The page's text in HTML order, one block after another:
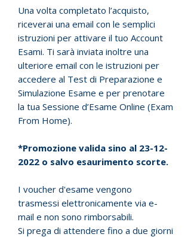
Una volta completato l’acquisto,
riceverai una email con le semplici
istruzioni per attivare il tuo Account
Esami. Ti sarà inviata inoltre una
ulteriore email con le istruzioni per
accedere al Test di Preparazione e
Simulazione Esame e per prenotare
la tua Sessione d’Esame Online (Exam
From Home).
*Promozione valida sino al 23-12-
2022 o salvo esaurimento scorte.
I voucher d'esame vengono
trasmessi elettronicamente via e-
mail e non sono rimborsabili.
Si prega di attendere fino a due giorni